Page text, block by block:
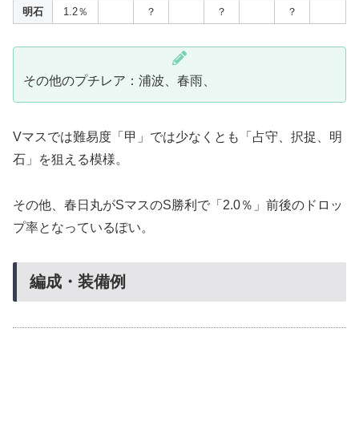
明石
1.2％ ？ ？ ？
その他のプチレア：浦波、春雨、
Vマスでは難易度「甲」では少なくとも「占守、択捉、明
石」を狙える模様。
その他、春日丸がSマスのS勝利で「2.0％」前後のドロッ
プ率となっているぽい。
編成・装備例